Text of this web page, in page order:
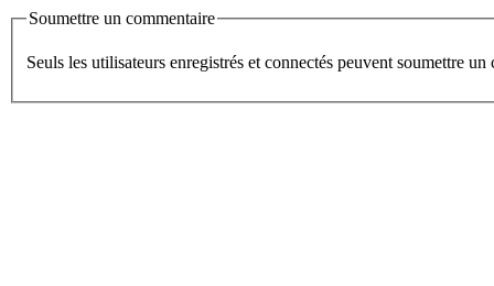
Soumettre un commentaire
Seuls les utilisateurs enregistrés et connectés peuvent soumettre un